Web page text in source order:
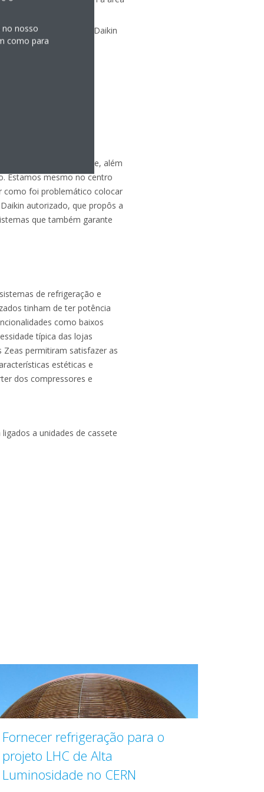
CO
o sistema Zeas da Daikin
convencionais,
desta loja, visto que, além
Estamos mesmo no centro
como foi problemático colocar
autorizado, que propôs a
que também garante
de refrigeração e
tinham de ter potência
como baixos
típica das lojas
permitiram satisfazer as
estéticas e
dos compressores e
a unidades de cassete
Fornecer refrigeração para o
projeto LHC de Alta
Luminosidade no CERN
no nosso
como para